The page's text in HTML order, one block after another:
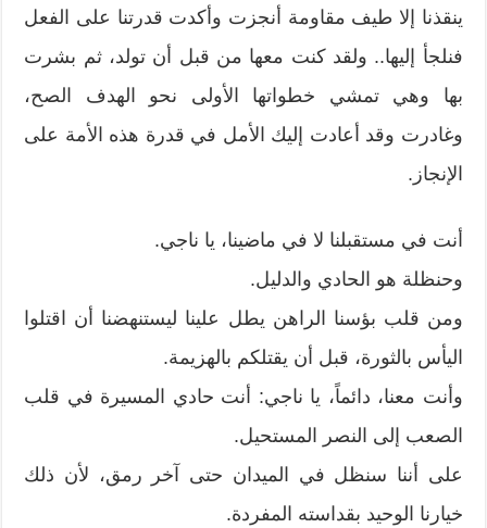
ينقذنا إلا طيف مقاومة أنجزت وأكدت قدرتنا على الفعل
فنلجأ إليها.. ولقد كنت معها من قبل أن تولد، ثم بشرت
بها وهي تمشي خطواتها الأولى نحو الهدف الصح،
وغادرت وقد أعادت إليك الأمل في قدرة هذه الأمة على
الإنجاز.
أنت في مستقبلنا لا في ماضينا، يا ناجي.
وحنظلة هو الحادي والدليل.
ومن قلب بؤسنا الراهن يطل علينا ليستنهضنا أن اقتلوا
اليأس بالثورة، قبل أن يقتلكم بالهزيمة.
وأنت معنا، دائماً، يا ناجي: أنت حادي المسيرة في قلب
الصعب إلى النصر المستحيل.
على أننا سنظل في الميدان حتى آخر رمق، لأن ذلك
خيارنا الوحيد بقداسته المفردة.